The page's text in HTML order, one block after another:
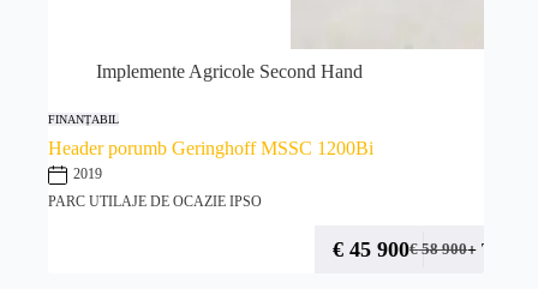
Implemente Agricole Second Hand
FINANȚABIL
Header porumb Geringhoff MSSC 1200Bi
2019
PARC UTILAJE DE OCAZIE IPSO
€58 900
€ 45 900 + TVA